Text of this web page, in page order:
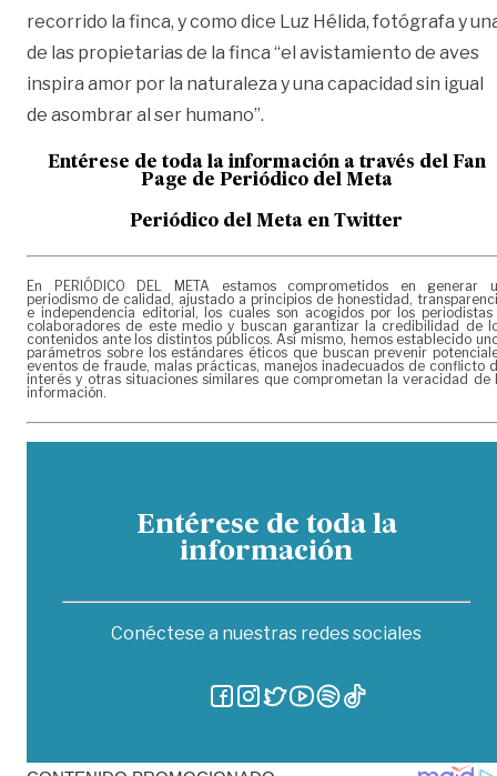
recorrido la finca, y como dice Luz Hélida, fotógrafa y
de las propietarias de la finca “el avistamiento de aves
inspira amor por la naturaleza y una capacidad sin igual
de asombrar al ser humano”.
Entérese de toda la información a través del Fan
Page de Periódico del Meta
Periódico del Meta en Twitter
En PERIÓDICO DEL META estamos comprometidos en generar
periodismo de calidad, ajustado a principios de honestidad,
e independencia editorial, los cuales son acogidos por los periodistas
colaboradores de este medio y buscan garantizar la credibilidad de
contenidos ante los distintos públicos. Así mismo, hemos establecido
parámetros sobre los estándares éticos que buscan prevenir
eventos de fraude, malas prácticas, manejos inadecuados de conflicto
interés y otras situaciones similares que comprometan la veracidad de
información.
Entérese de toda la
información
Conéctese a nuestras redes sociales